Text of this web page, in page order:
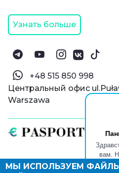
вам.
вас
© Паспорт Онлайн 2019—2026
Узнать больше
‪+48 515 850 998‬
Центральный офис
Warszawa
МЫ ИСПОЛЬЗУЕМ ФАЙЛЫ